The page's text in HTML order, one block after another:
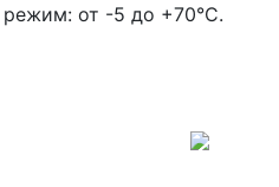
от -5 до +70°C.